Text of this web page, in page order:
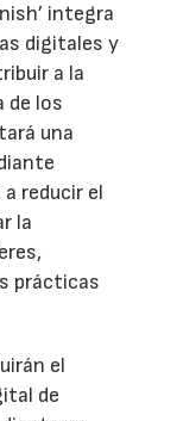
integra
digitales y
a la
de los
una
reducir el
la
prácticas
el
de